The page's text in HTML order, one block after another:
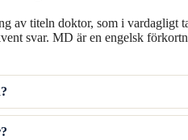
av titeln doktor, som i vardagligt
svar. MD är en engelsk